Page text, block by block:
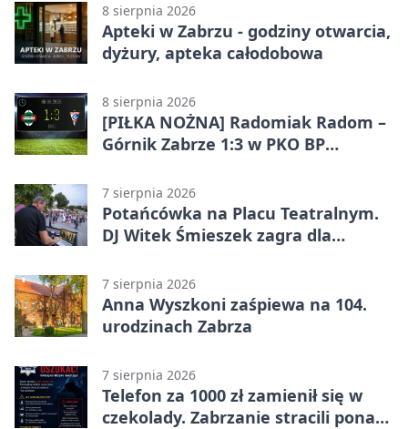
8 sierpnia 2026
Apteki w Zabrzu - godziny otwarcia,
dyżury, apteka całodobowa
8 sierpnia 2026
[PIŁKA NOŻNA] Radomiak Radom –
Górnik Zabrze 1:3 w PKO BP
Federico dał zabrzanom zwycięstwo
7 sierpnia 2026
Potańcówka na Placu Teatralnym.
DJ Witek Śmieszek zagra dla
7 sierpnia 2026
Anna Wyszkoni zaśpiewa na 104.
urodzinach Zabrza
7 sierpnia 2026
Telefon za 1000 zł zamienił się w
czekolady. Zabrzanie stracili ponad